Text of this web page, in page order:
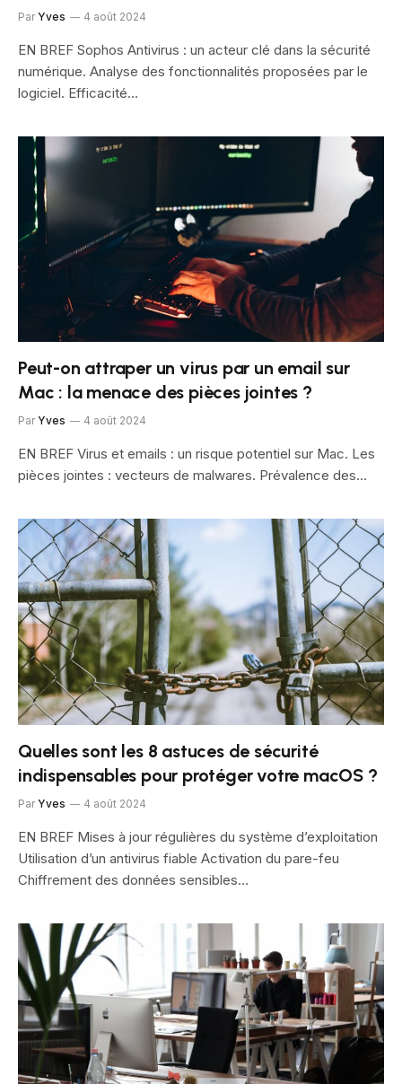
Par Yves 4 août 2024
EN BREF Sophos Antivirus : un acteur clé dans la sécurité
numérique. Analyse des fonctionnalités proposées par le
logiciel. Efficacité…
Peut-on attraper un virus par un email sur
Mac : la menace des pièces jointes ?
Par Yves 4 août 2024
EN BREF Virus et emails : un risque potentiel sur Mac. Les
pièces jointes : vecteurs de malwares. Prévalence des…
Quelles sont les 8 astuces de sécurité
indispensables pour protéger votre macOS ?
Par Yves 4 août 2024
EN BREF Mises à jour régulières du système d’exploitation
Utilisation d’un antivirus fiable Activation du pare-feu
Chiffrement des données sensibles…